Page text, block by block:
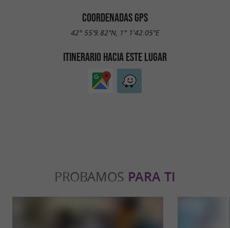
COORDENADAS GPS
42° 55'9.82"N, 1° 1'42.05"E
ITINERARIO HACIA ESTE LUGAR
PROBAMOS PARA TI